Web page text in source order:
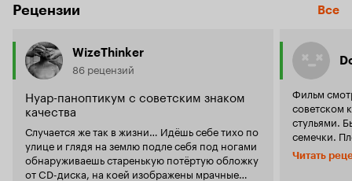
Рецензии Все
WizeThinker
86 рецензий
Нуар-паноптикум с советским знаком
качества
Случается же так в жизни… Идёшь себе тихо по
улице и глядя на землю подле себя под ногами
обнаруживаешь старенькую потёртую обложку
от CD-диска, на коей изображены мрачные
Фильм
советском
стульями.
семечки.
в нем
Читать